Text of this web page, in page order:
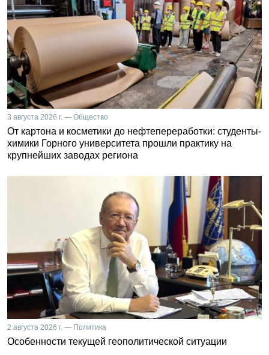
3 августа 2026 г. — Общество
От картона и косметики до нефтепереработки: студенты-
химики Горного университета прошли практику на
крупнейших заводах региона
2 августа 2026 г. — Политика
Особенности текущей геополитической ситуации